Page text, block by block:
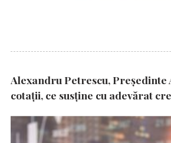
Alexandru Petrescu, Președinte
cotații, ce susține cu adevărat